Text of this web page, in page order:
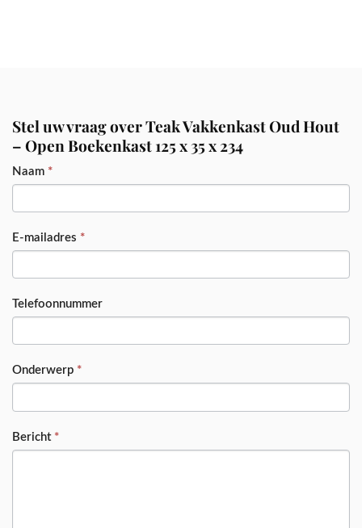
Stel uw vraag over Teak Vakkenkast Oud Hout
– Open Boekenkast 125 x 35 x 234
PRODUCT
Naam *
E-mailadres *
Telefoonnummer
Onderwerp *
Bericht *